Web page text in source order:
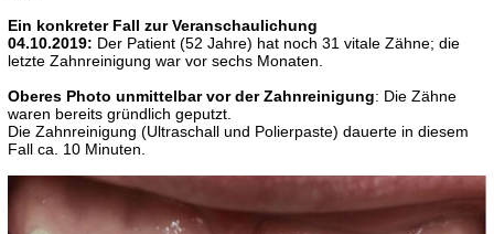
Ein konkreter Fall zur Veranschaulichung
04.10.2019: Der Patient (52 Jahre) hat noch 31 vitale Zähne; die
letzte Zahnreinigung war vor sechs Monaten.
Oberes Photo unmittelbar vor der Zahnreinigung: Die Zähne
waren bereits gründlich geputzt.
Die Zahnreinigung (Ultraschall und Polierpaste) dauerte in diesem
Fall ca. 10 Minuten.